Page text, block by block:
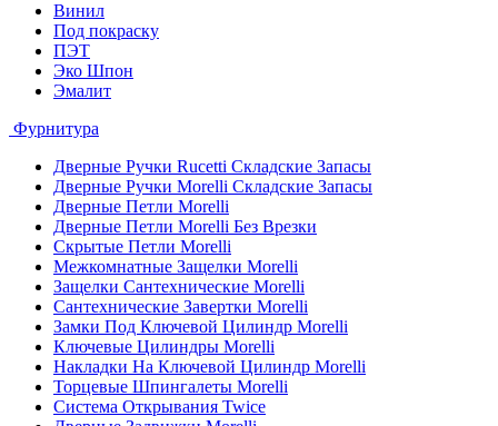
Винил
Под покраску
ПЭТ
Эко Шпон
Эмалит
Фурнитура
Дверные Ручки Rucetti Складские Запасы
Дверные Ручки Morelli Складские Запасы
Дверные Петли Morelli
Дверные Петли Morelli Без Врезки
Скрытые Петли Morelli
Межкомнатные Защелки Morelli
Защелки Сантехнические Morelli
Сантехнические Завертки Morelli
Замки Под Ключевой Цилиндр Morelli
Ключевые Цилиндры Morelli
Накладки На Ключевой Цилиндр Morelli
Торцевые Шпингалеты Morelli
Система Открывания Twice